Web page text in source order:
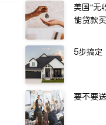
美国“无
能贷款
5步搞定
要不要